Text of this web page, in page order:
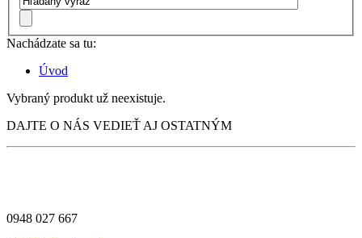
Nachádzate sa tu:
Úvod
Vybraný produkt už neexistuje.
DAJTE O NÁS VEDIEŤ AJ OSTATNÝM
0948 027 667